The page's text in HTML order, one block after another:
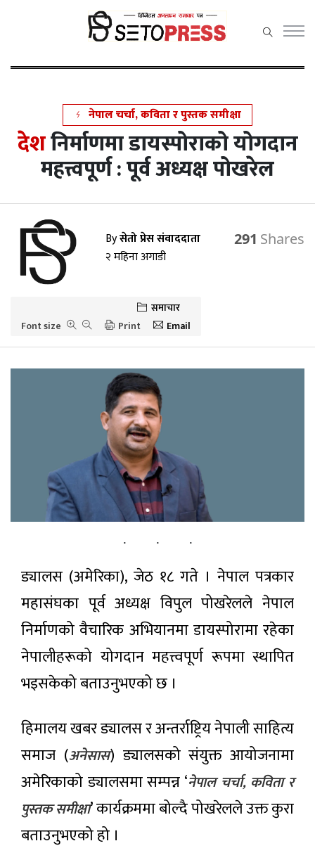
सेतोप्रेस
समाचार
प्रदेश समाचार
अर्थ/वाणिज्य
कला /
खेलकुद़़
ताजा
सुदूरपश्चिम
प्रदेश सभा
सुनसान:
मुख्यमन्त्री
शाह
अल्पमतमा,
राजीनामा
दिने
सम्भावना
२0 घण्टा अगाडी
चलचित्र
‘कमला
मिस’ र
‘हली’
२0 घण्टा
अगाडी
चार
प्रगति
विवरण
सार्वजनिक:
सुशासन र
विकास
उल्लेख्य
सुधार
२0 घण्टा अगाडी
उपत्यकामा
६१ हजार
ग्यास
२0 घण्टा अगाडी
नेपाल चर्चा, कविता र पुस्तक समीक्षा
देशनिर्माणमा डायस्पोराको योगदान
महत्त्वपूर्ण : पूर्व अध्यक्ष पोखरेल
Byसेतो प्रेस संवाददाता
२ महिना अगाडी
291
समाचार
Font size
Print Email
ड्यालस (अमेरिका), जेठ १८ गते । नेपाल पत्रकार
महासंघका पूर्व अध्यक्ष विपुल पोखरेलले नेपाल
निर्माणको वैचारिक अभियानमा डायस्पोरामा रहेका
नेपालीहरूको योगदान महत्त्वपूर्ण रूपमा स्थापित
भइसकेको बताउनुभएको छ ।
हिमालय खबर ड्यालस र अन्तर्राष्ट्रिय नेपाली साहित्य
समाज (अनेसास) ड्यालसको संयुक्त आयोजनामा
अमेरिकाको ड्यालसमा सम्पन्न ‘नेपाल चर्चा, कविता र
पुस्तक समीक्षा’ कार्यक्रममा बोल्दै पोखरेलले उक्त कुरा
बताउनुभएको हो ।